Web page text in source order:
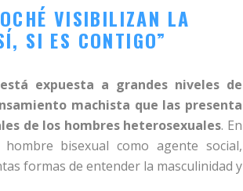
VISIBILIZAN LA
SI ES CONTIGO”
expuesta a grandes niveles de
machista que las presenta
de los hombres heterosexuales. En
bisexual como agente social,
formas de entender la masculinidad y